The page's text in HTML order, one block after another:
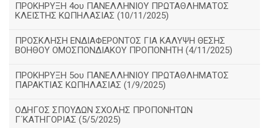
ΠΡΟΚΗΡΥΞΗ 4ου ΠΑΝΕΛΛΗΝΙΟΥ ΠΡΩΤΑΘΛΗΜΑΤΟΣ
ΚΛΕΙΣΤΗΣ ΚΩΠΗΛΑΣΙΑΣ (10/11/2025)
ΠΡΟΣΚΛΗΣΗ ΕΝΔΙΑΦΕΡΟΝΤΟΣ ΓΙΑ ΚΑΛΥΨΗ ΘΕΣΗΣ
ΒΟΗΘΟΥ ΟΜΟΣΠΟΝΔΙΑΚΟΥ ΠΡΟΠΟΝΗΤΗ (4/11/2025)
ΠΡΟΚΗΡΥΞΗ 5ου ΠΑΝΕΛΛΗΝΙΟΥ ΠΡΩΤΑΘΛΗΜΑΤΟΣ
ΠΑΡΑΚΤΙΑΣ ΚΩΠΗΛΑΣΙΑΣ (1/9/2025)
ΟΔΗΓΟΣ ΣΠΟΥΔΩΝ ΣΧΟΛΗΣ ΠΡΟΠΟΝΗΤΩΝ
Γ΄ΚΑΤΗΓΟΡΙΑΣ (5/5/2025)